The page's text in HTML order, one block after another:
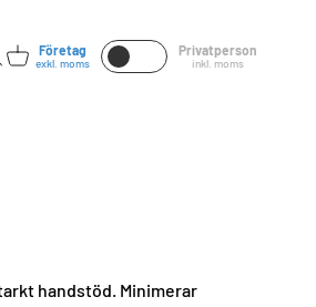
sök kontosidan
Öppna varukorgen
Företag
exkl. moms
Privatperson
inkl. moms
handstöd. Minimerar